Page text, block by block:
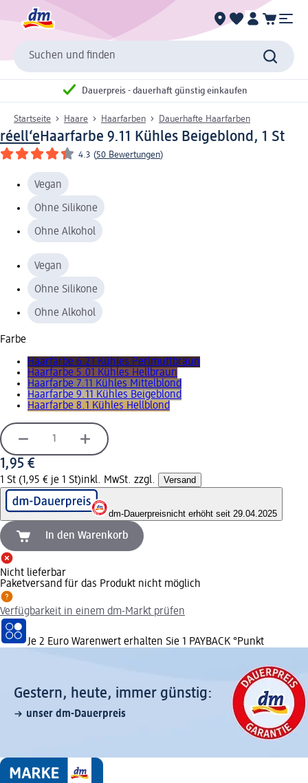
Suchen und finden
Dauerpreis - dauerhaft günstig einkaufen
Startseite Haare Haarfarben Dauerhafte Haarfarben
réell‘e Haarfarbe 9.11 Kühles Beigeblond, 1 St
4.3 (50 Bewertungen)
Vegan
Ohne Silikone
Ohne Alkohol
Vegan
Ohne Silikone
Ohne Alkohol
Farbe
Haarfarbe 6.21 Kühles Perlmuttbraun
Haarfarbe 5.01 Kühles Hellbraun
Haarfarbe 7.11 Kühles Mittelblond
Haarfarbe 9.11 Kühles Beigeblond
Haarfarbe 8.1 Kühles Hellblond
1,95 €
1 St (1,95 € je 1 St)inkl. MwSt. zzgl. Versand
dm-Dauerpreisnicht erhöht seit 29.04.2025
In den Warenkorb
Nicht lieferbar
Paketversand für das Produkt nicht möglich
Verfügbarkeit in einem dm-Markt prüfen
Je 2 Euro Warenwert erhalten Sie 1 PAYBACK °Punkt
Gestern, heute, immer günstig:
unser dm-Dauerpreis